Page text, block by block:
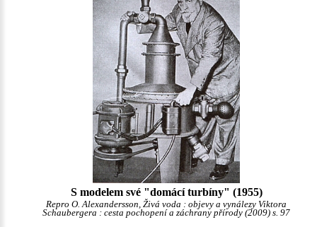
S modelem své "domácí turbíny" (1955)
Repro O. Alexandersson, Živá voda : objevy a vynálezy Viktora
Schaubergera : cesta pochopení a záchrany přírody (2009) s. 97